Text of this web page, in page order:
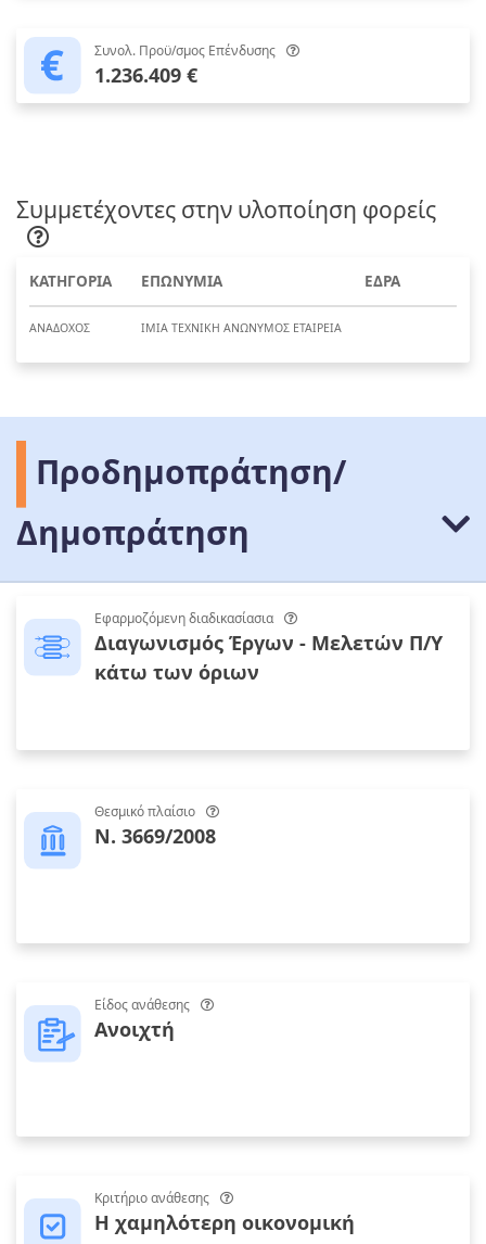
Συνολ. Προϋ/σμος Επένδυσης
1.236.409 €
Συμμετέχοντες στην υλοποίηση φορείς
ΚΑΤΗΓΟΡΙΑ ΕΠΩΝΥΜΙΑ ΕΔΡΑ
ΑΝΑΔΟΧΟΣ ΙΜΙΑ ΤΕΧΝΙΚΗ ΑΝΩΝΥΜΟΣ ΕΤΑΙΡΕΙΑ
Προδημοπράτηση/
Δημοπράτηση
Εφαρμοζόμενη διαδικασίασια
Διαγωνισμός Έργων - Μελετών Π/Υ
κάτω των όριων
Θεσμικό πλαίσιο
Ν. 3669/2008
Είδος ανάθεσης
Ανοιχτή
Κριτήριο ανάθεσης
Η χαµηλότερη οικονοµική